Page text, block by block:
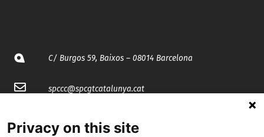
C/ Burgos 59, Baixos – 08014 Barcelona
spccc@spcgtcatalunya.cat
Privacy on this site